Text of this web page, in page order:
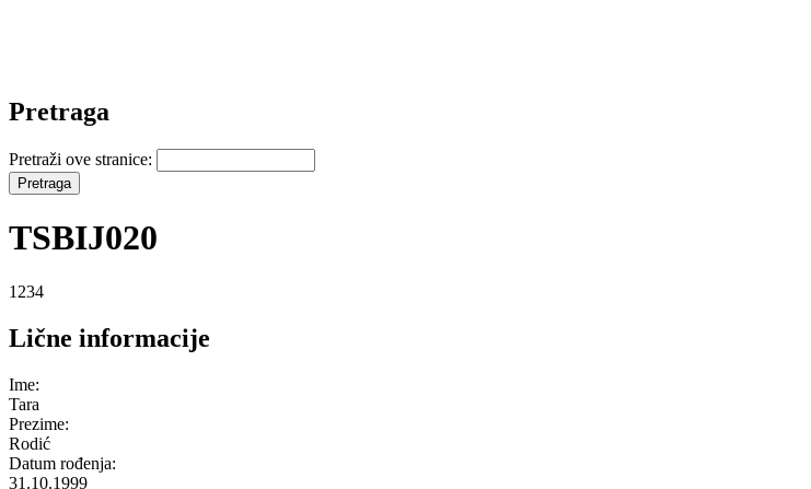
Pretraga
Pretraži ove stranice:
TSBIJ020
1234
Lične informacije
Ime:
Tara
Prezime:
Rodić
Datum rođenja:
31.10.1999